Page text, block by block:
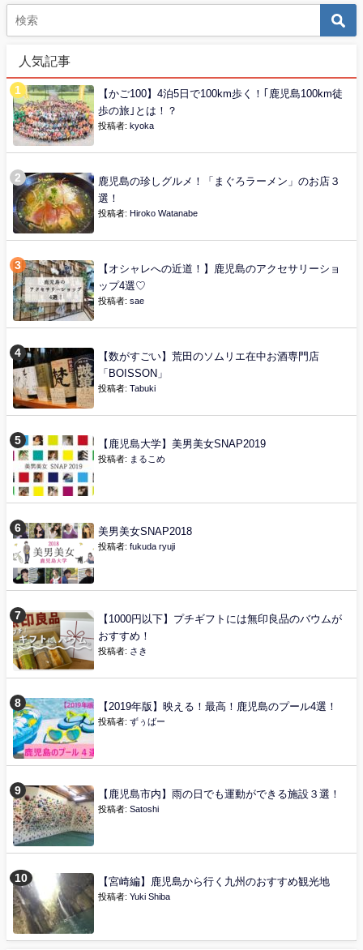
人気記事
【かご100】4泊5日で100km歩く！｢鹿児島100km徒
歩の旅｣とは！？
投稿者: kyoka
鹿児島の珍しグルメ！「まぐろラーメン」のお店３
選！
投稿者: Hiroko Watanabe
【オシャレへの近道！】鹿児島のアクセサリーショ
ップ4選♡
投稿者: sae
【数がすごい】荒田のソムリエ在中お酒専門店
「BOISSON」
投稿者: Tabuki
【鹿児島大学】美男美女SNAP2019
投稿者: まるこめ
美男美女SNAP2018
投稿者: fukuda ryuji
【1000円以下】プチギフトには無印良品のバウムが
おすすめ！
投稿者: さき
【2019年版】映える！最高！鹿児島のプール4選！
投稿者: ずぅばー
【鹿児島市内】雨の日でも運動ができる施設３選！
投稿者: Satoshi
【宮崎編】鹿児島から行く九州のおすすめ観光地
投稿者: Yuki Shiba